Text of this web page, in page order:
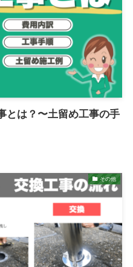
とは？〜土留め工事の手
その他